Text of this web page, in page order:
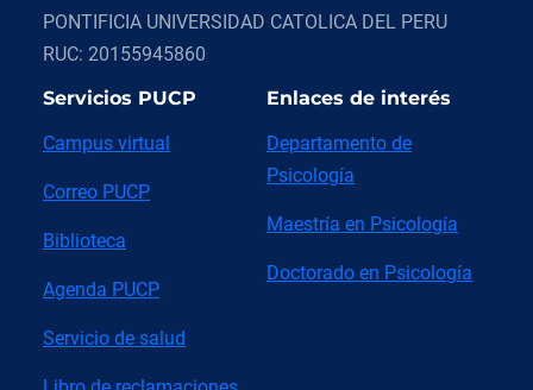
PONTIFICIA UNIVERSIDAD CATOLICA DEL PERU
RUC: 20155945860
Servicios PUCP
Campus virtual
Correo PUCP
Biblioteca
Agenda PUCP
Servicio de salud
Enlaces de interés
Departamento de
Psicología
Maestría en Psicología
Doctorado en Psicología